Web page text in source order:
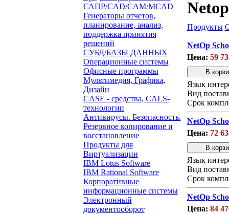
САПР/CAD/CAM/MCAD
Генераторы отчетов,
планирование, анализ,
поддержка принятия
решений
СУБД/БАЗЫ ДАННЫХ
Операционные системы
Офисные программы
Мультимедия, Графика,
Дизайн
CASE - средства, CALS-
технологии
Антивирусы. Безопасность.
Резервное копирование и
восстановление
Продукты для
Виртуализации
IBM Lotus Software
IBM Rational Software
Корпоративные
информационные системы
Электронный
документооборот
Продукты
NetOp
Цена: 59
Язык
Вид
Срок
NetOp
Цена: 72
Язык
Вид
Срок
NetOp
Цена: 84